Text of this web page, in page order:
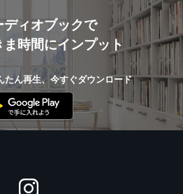
ディオブックで
ま時間にインプット
たん再生、今すぐダウンロード